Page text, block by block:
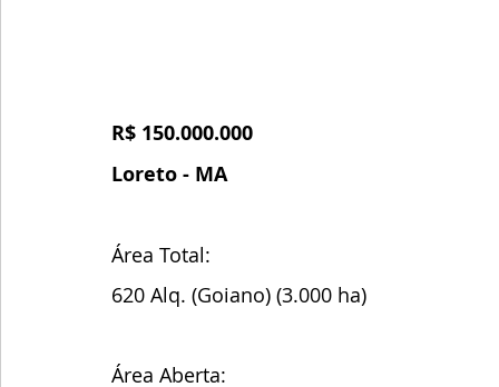
R$ 150.000.000
Loreto - MA
Área Total:
620 Alq. (Goiano) (3.000 ha)
Área Aberta: